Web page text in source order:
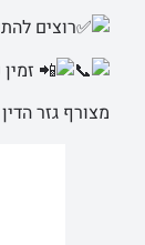
רוצים
זמין
מצורף גזר